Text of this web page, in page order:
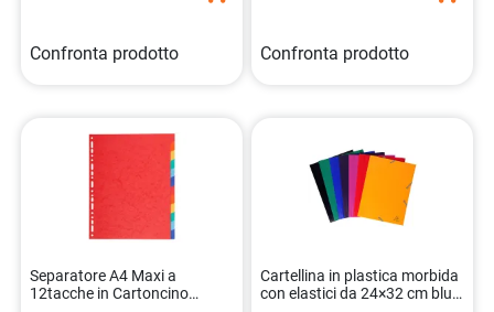
Confronta prodotto Confronta prodotto
Separatore A4 Maxi a
12tacche in Cartoncino
Cartellina in plastica morbida
con elastici da 24×32 cm blu